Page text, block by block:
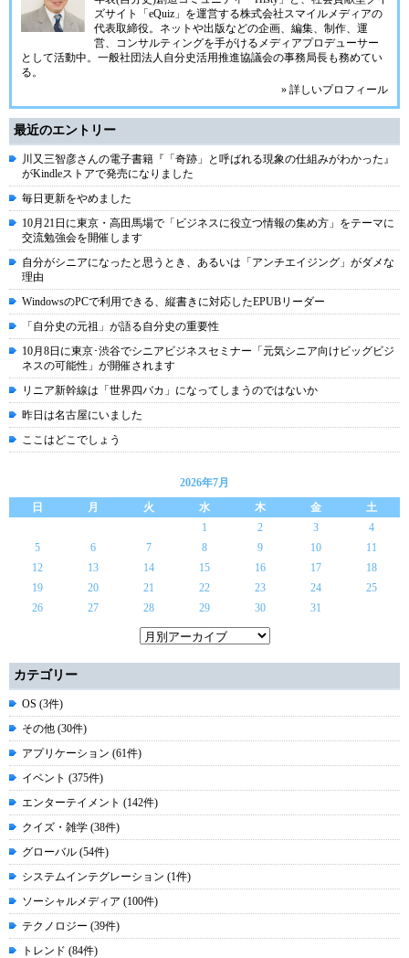
ズサイト「 eQuiz 」を運営する株式会社スマイルメディアの
代表取締役。ネットや出版などの企画、編集、制作、運
営、コンサルティングを手がけるメディアプロデューサー
として活動中。 一般社団法人自分史活用推進協議会の事務局長も務めてい
る。
» 詳しいプロフィール
最近のエントリー
川又三智彦さんの電子書籍『「奇跡」と呼ばれる現象の仕組みがわかった』
がKindleストアで発売になりました
毎日更新をやめました
10月21日に東京・高田馬場で「ビジネスに役立つ情報の集め方」をテーマに
交流勉強会を開催します
自分がシニアになったと思うとき、あるいは「アンチエイジング」がダメな
理由
WindowsのPCで利用できる、縦書きに対応したEPUBリーダー
「自分史の元祖」が語る自分史の重要性
10月8日に東京･渋谷でシニアビジネスセミナー「元気シニア向けビッグビジ
ネスの可能性」が開催されます
リニア新幹線は「世界四バカ」になってしまうのではないか
昨日は名古屋にいました
ここはどこでしょう
2026年7月
日
月 火 水 木 金
土
1
2 3
4
5
6 7 8 9 10
11
12
13 14 15 16 17
18
19
20 21 22 23 24
25
26
27 28 29 30 31
カテゴリー
OS (3件)
その他 (30件)
アプリケーション (61件)
イベント (375件)
エンターテイメント (142件)
クイズ・雑学 (38件)
グローバル (54件)
システムインテグレーション (1件)
ソーシャルメディア (100件)
テクノロジー (39件)
トレンド (84件)